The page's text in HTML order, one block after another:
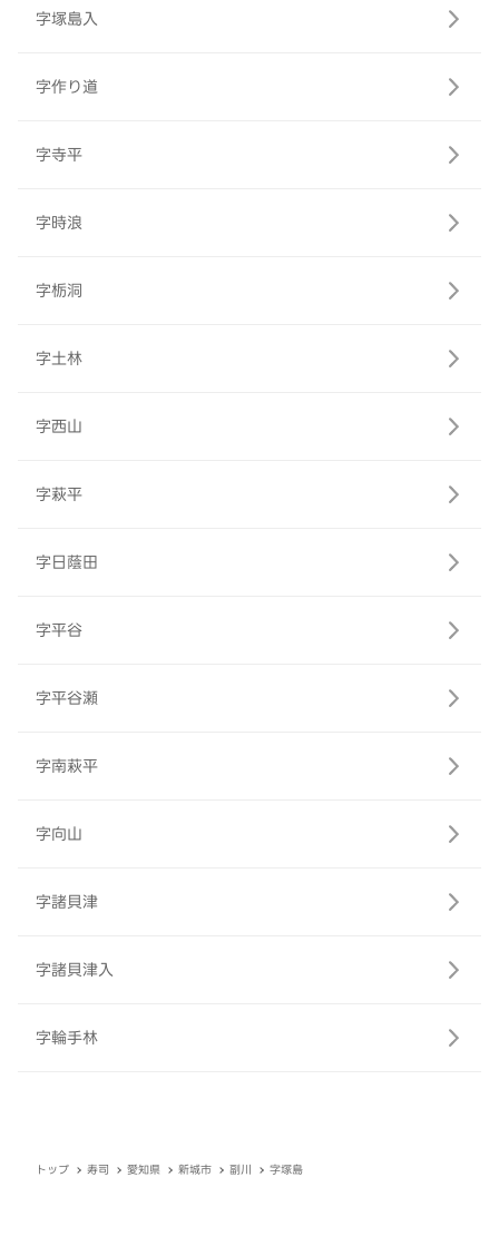
字塚島入
字作り道
字寺平
字時浪
字栃洞
字土林
字西山
字萩平
字日蔭田
字平谷
字平谷瀬
字南萩平
字向山
字諸貝津
字諸貝津入
字輪手林
トップ 寿司 愛知県 新城市 副川 字塚島